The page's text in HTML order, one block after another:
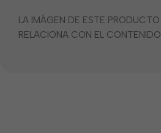
LA IMÁGEN DE ESTE
RELACIONA CON EL